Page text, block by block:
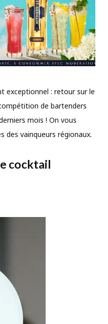
exceptionnel : retour sur le
de bartenders
mois ! On vous
des vainqueurs régionaux.
cocktail